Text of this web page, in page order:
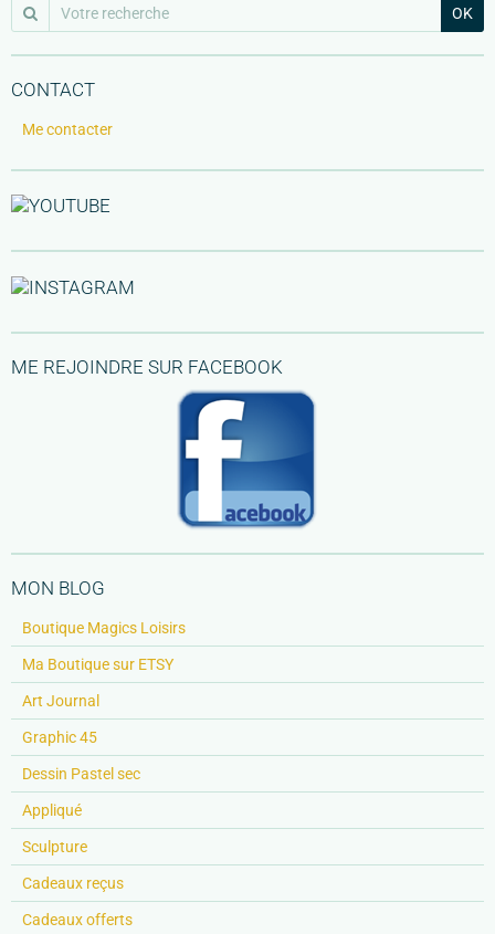
OK
CONTACT
Me contacter
ME REJOINDRE SUR FACEBOOK
MON BLOG
Boutique Magics Loisirs
Ma Boutique sur ETSY
Art Journal
Graphic 45
Dessin Pastel sec
Appliqué
Sculpture
Cadeaux reçus
Cadeaux offerts